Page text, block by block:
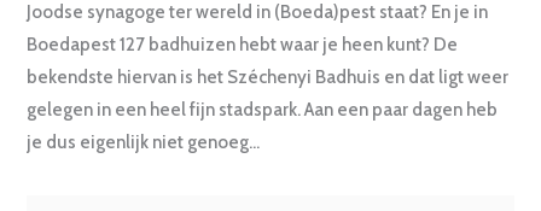
Joodse synagoge ter wereld in (Boeda)pest staat? En je in
Boedapest 127 badhuizen hebt waar je heen kunt? De
bekendste hiervan is het Széchenyi Badhuis en dat ligt weer
gelegen in een heel fijn stadspark. Aan een paar dagen heb
je dus eigenlijk niet genoeg…